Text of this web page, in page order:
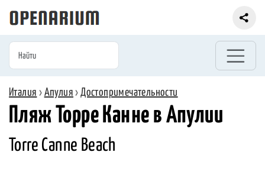
Италия › Апулия ›Достопримечательности
Пляж Торре Канне в Апулии
Torre Canne Beach